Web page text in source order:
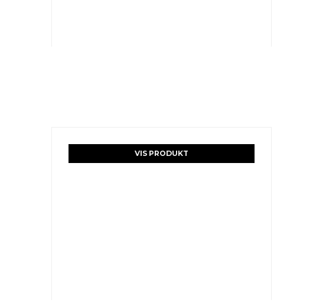
VIS PRODUKT